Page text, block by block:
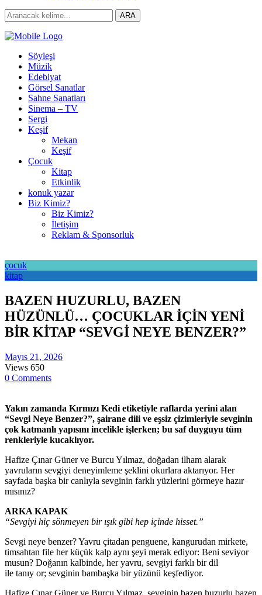
Search
for:
ARA
Söyleşi
Müzik
Edebiyat
Görsel Sanatlar
Sahne Sanatları
Sinema – TV
Sergi
Keşif
Mekan
Keşif
Çocuk
Kitap
Etkinlik
konuk yazar
Biz Kimiz?
Biz Kimiz?
İletişim
Reklam & Sponsorluk
çocuk
kitap
BAZEN HUZURLU, BAZEN
HÜZÜNLÜ… ÇOCUKLAR İÇİN YENİ
BİR KİTAP “SEVGİ NEYE BENZER?”
Mayıs 21, 2026
Views 650
0 Comments
Yakın zamanda Kırmızı Kedi etiketiyle raflarda yerini alan
“Sevgi Neye Benzer?”, şairane dili ve eşsiz çizimleriyle sevginin
çok katmanlı yapısını incelikle işlerken; bu saf duyguyu tüm
renkleriyle kucaklıyor.
Hafize Çınar Güner ve Burcu Yılmaz, doğadan ilham alarak
yavruların sevgiyi deneyimleme şeklini okurlara aktarıyor. Her
sayfada başka bir canlıyla sevginin farklı yüzlerini görmeye hazır
mısınız?
ARKA KAPAK
“Sevgiyi hiç sönmeyen bir ışık gibi hep içinde hisset.”
Sevgi neye benzer? Yavru çitadan penguene, kangurudan mirkete,
timsahtan file her küçük kalp aynı şeyi merak ediyor: Beni seviyor
musun? Doğanın kalbinde, her yavru, sevgiyi farklı bir dil
ile tanıy or; sevginin bambaşka bir yüzünü keşfediyor.
Hafize Çınar Güner ve Burcu Yılmaz, sevginin bazen huzurlu bazen